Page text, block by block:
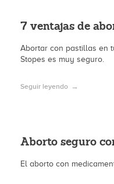
7 ventajas de
Abortar con pastillas en
Stopes es muy seguro.
Seguir leyendo
Aborto seguro
El aborto con